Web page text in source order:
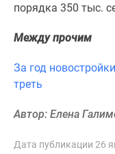
ипотека
Медиа
Новости
недвижимости
Мнение
эксперта
порядка 350 тыс.
Между прочим
За год
треть
Автор: Елена
Дата публикации 26